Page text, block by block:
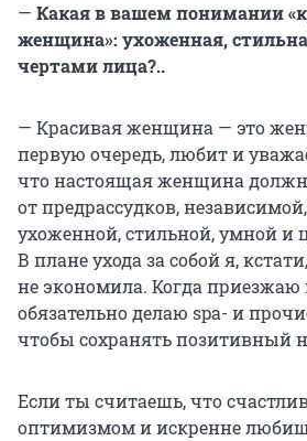
— Какая в вашем понимании
женщина»: ухоженная,
чертами лица?..
— Красивая женщина — это
первую очередь, любит и
что настоящая женщина
от предрассудков,
ухоженной, стильной, умной и
В плане ухода за собой я,
не экономила. Когда приезжаю
обязательно делаю spa- и
чтобы сохранять позитивный
Если ты считаешь, что
оптимизмом и искренне